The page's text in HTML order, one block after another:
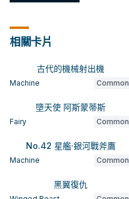
相關卡片
古代的機械射出機
Machine Common
墮天使 阿斯蒙蒂斯
Fairy Common
No.42 星艦·銀河戰斧鷹
Machine Common
黑翼復仇